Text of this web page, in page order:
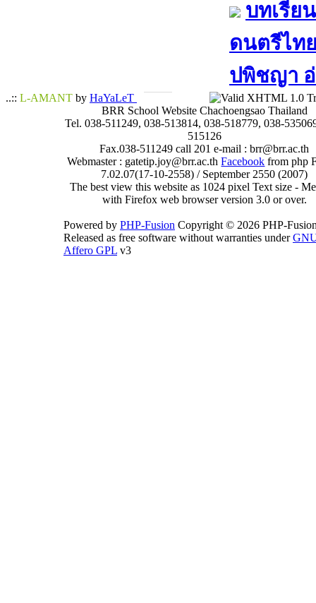
บทเรีย
ดนตรีไท
ปพิชญา​ อ่
..:: L-AMANT by HaYaLeT
BRR School Website Chachoengsao Thailand
Tel. 038-511249, 038-513814, 038-518779, 038-
515126
Fax.038-511249 call 201 e-mail : brr@brr.ac.th
Webmaster : gatetip.joy@brr.ac.thFacebook from php
7.02.07(17-10-2558) / September 2550 (2007)
The best view this website as 1024 pixel Text size -
with Firefox web browser version 3.0 or over.
Powered by PHP-Fusion Copyright © 2026 PHP-
Released as free software without warranties under
Affero GPL v3